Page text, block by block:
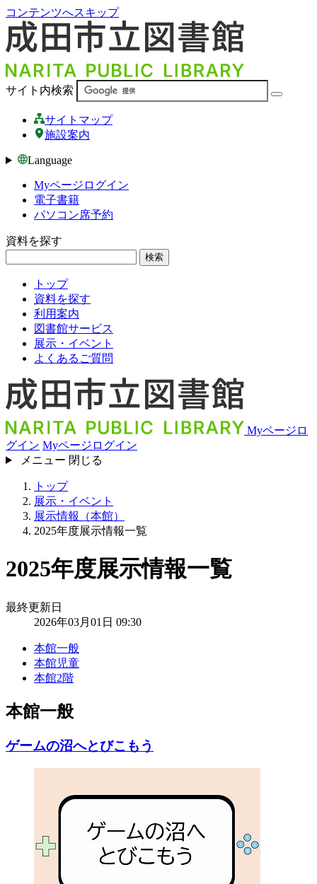
コンテンツへスキップ
サイト内検索
サイトマップ
施設案内
Language
Myページログイン
電子書籍
パソコン席予約
資料を探す
検索
トップ
資料を探す
利用案内
図書館サービス
展示・イベント
よくあるご質問
Myページロ
グイン Myページログイン
メニュー 閉じる
トップ
展示・イベント
展示情報（本館）
2025年度展示情報一覧
2025年度展示情報一覧
最終更新日
2026年03月01日 09:30
本館一般
本館児童
本館2階
本館一般
ゲームの沼へとびこもう